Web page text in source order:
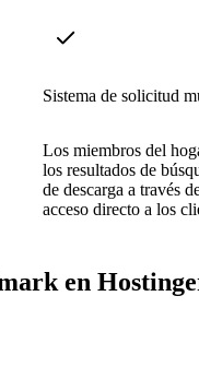
Sistema de solicitud
Los miembros del
los resultados de
de descarga a través
acceso directo a los
en